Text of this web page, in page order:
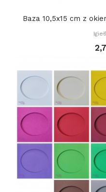
Baza 10,5x15 cm z